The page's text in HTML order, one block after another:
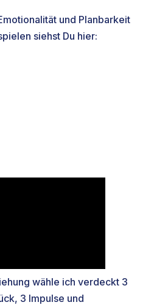
und Planbarkeit
siehst Du hier:
wähle ich verdeckt 3
3 Impulse und